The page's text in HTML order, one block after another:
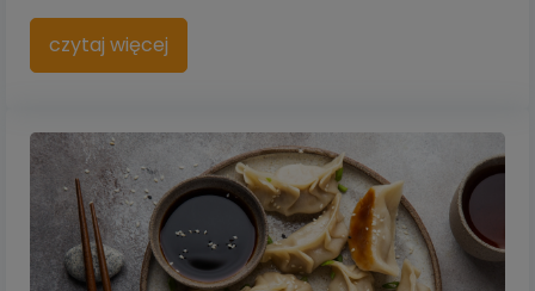
czytaj więcej